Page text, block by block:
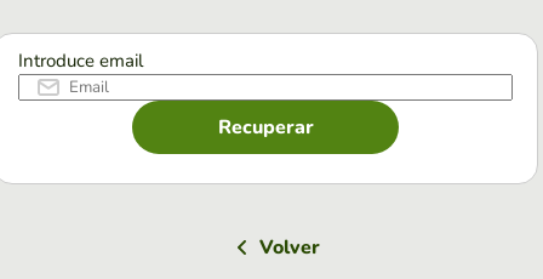
Introduce email
Recuperar
Volver